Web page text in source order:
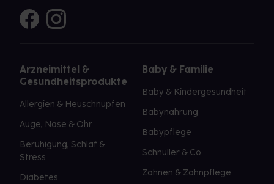
Arzneimittel &
Gesundheitsprodukte
Allergien & Heuschnupfen
Auge, Nase & Ohr
Beruhigung, Schlaf &
Stress
Diabetes
Baby & Familie
Baby & Kindergesundheit
Babynahrung
Babypflege
Schnuller & Co.
Zahnen & Zahnpflege